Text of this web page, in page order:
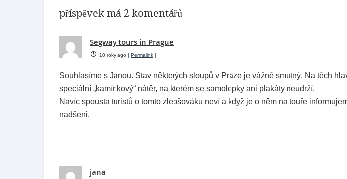
příspěvek má 2 komentářů
Segway tours in Prague
10 roky ago | Permalink |
Souhlasíme s Janou. Stav některých sloupů v Praze je vážně smutný. Na těch
speciální „kamínkový“ nátěr, na kterém se samolepky ani plakáty neudrží.
Navíc spousta turistů o tomto zlepšováku neví a když je o něm na touře
nadšeni.
jana